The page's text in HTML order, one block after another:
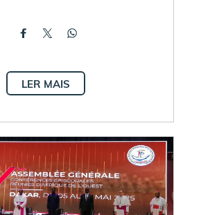
LER MAIS